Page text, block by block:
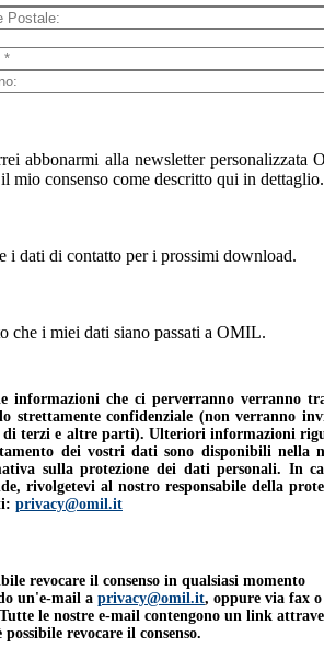
abbonarmi alla newsletter personalizzata
mio consenso come descritto qui in dettaglio.
i dati di contatto per i prossimi download.
che i miei dati siano passati a OMIL.
informazioni che ci perverranno verranno
strettamente confidenziale (non verranno
di terzi e altre parti). Ulteriori informazioni
dei vostri dati sono disponibili nella
sulla protezione dei dati personali. In
rivolgetevi al nostro responsabile della
privacy@omil.it
revocare il consenso in qualsiasi momento
un'e-mail a privacy@omil.it, oppure via fax o
le nostre e-mail contengono un link
possibile revocare il consenso.